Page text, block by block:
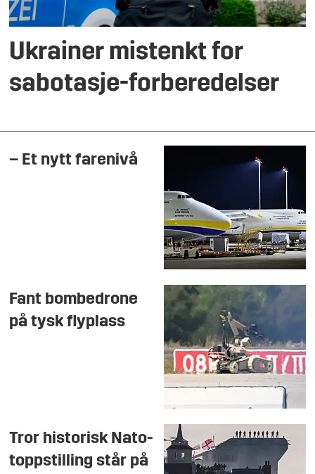
Ukrainer mistenkt for
sabotasje-forberedelser
– Et nytt farenivå
Fant bombedrone
på tysk flyplass
Tror historisk Nato-
toppstilling står på